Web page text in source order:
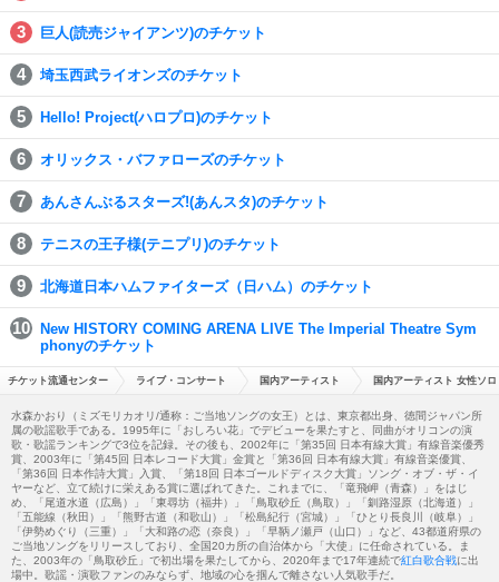
巨人(読売ジャイアンツ)のチケット
埼玉西武ライオンズのチケット
Hello! Project(ハロプロ)のチケット
オリックス・バファローズのチケット
あんさんぶるスターズ!(あんスタ)のチケット
テニスの王子様(テニプリ)のチケット
北海道日本ハムファイターズ（日ハム）のチケット
New HISTORY COMING ARENA LIVE The Imperial Theatre Sym
phonyのチケット
チケット流通センター ライブ・コンサート 国内アーティスト 国内アーティスト 女性ソロ
水森かおり（ミズモリカオリ/通称：ご当地ソングの女王）とは、東京都出身、徳間ジャパン所
属の歌謡歌手である。1995年に「おしろい花」でデビューを果たすと、同曲がオリコンの演
歌・歌謡ランキングで3位を記録。その後も、2002年に「第35回 日本有線大賞」有線音楽優秀
賞、2003年に「第45回 日本レコード大賞」金賞と「第36回 日本有線大賞」有線音楽優賞、
「第36回 日本作詩大賞」入賞、「第18回 日本ゴールドディスク大賞」ソング・オブ・ザ・イ
ヤーなど、立て続けに栄えある賞に選ばれてきた。これまでに、「竜飛岬（青森）」をはじ
め、「尾道水道（広島）」「東尋坊（福井）」「鳥取砂丘（鳥取）」「釧路湿原（北海道）」
「五能線（秋田）」「熊野古道（和歌山）」「松島紀行（宮城）」「ひとり長良川（岐阜）」
「伊勢めぐり（三重）」「大和路の恋（奈良）」「早鞆ノ瀬戸（山口）」など、43都道府県の
ご当地ソングをリリースしており、全国20カ所の自治体から「大使」に任命されている。ま
た、2003年の「鳥取砂丘」で初出場を果たしてから、2020年まで17年連続で紅白歌合戦に出
場中。歌謡・演歌ファンのみならず、地域の心を掴んで離さない人気歌手だ。